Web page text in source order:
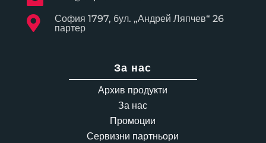

София 1797, бул. „Андрей Ляпчев“ 26
партер
За нас
Архив продукти
За нас
Промоции
Сервизни партньори